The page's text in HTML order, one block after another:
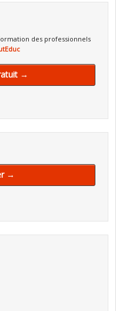
des professionnels
→
→